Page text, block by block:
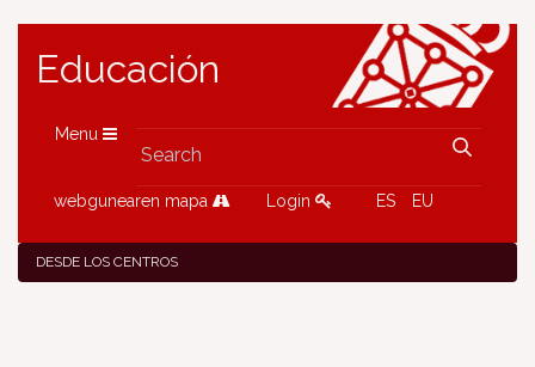
Educación
Menu
webgunearen mapa Login ES EU
DESDE LOS CENTROS